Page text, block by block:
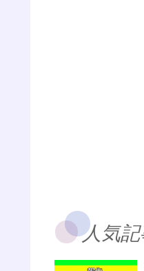
人気記